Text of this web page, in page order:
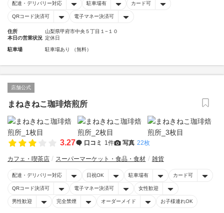
配達・デリバリー対応 駐車場有 カード可
QRコード決済可 電子マネー決済可
住所
山梨県甲府市中央５丁目１−１０
本日の営業状況 定休日
駐車場 駐車場あり （無料）
店舗公式
まねきねこ珈琲焙煎所
3.27 口コミ 1件 写真 22枚
カフェ・喫茶店 スーパーマーケット・食品・食材 雑貨
配達・デリバリー対応 日祝OK 駐車場有 カード可
QRコード決済可 電子マネー決済可 女性歓迎
男性歓迎 完全禁煙 オーダーメイド お子様連れOK